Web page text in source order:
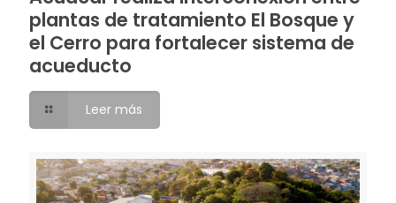
plantas de tratamiento El Bosque y
el Cerro para fortalecer sistema de
acueducto
Leer más